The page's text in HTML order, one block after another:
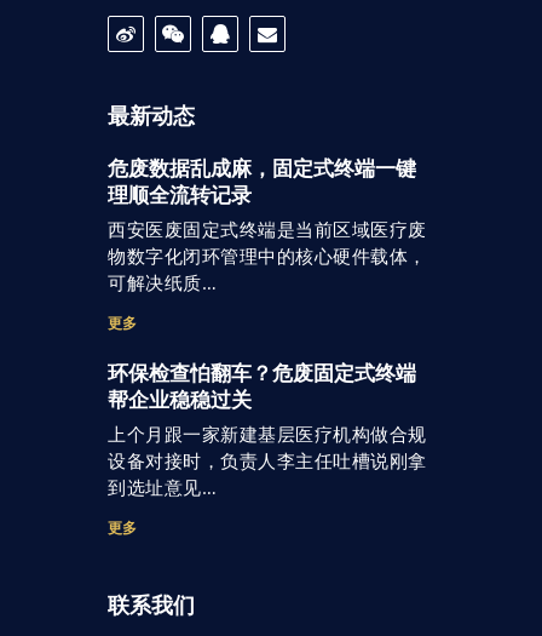
最新动态
危废数据乱成麻，固定式终端一键
理顺全流转记录
西安医废固定式终端是当前区域医疗废
物数字化闭环管理中的核心硬件载体，
可解决纸质…
更多
环保检查怕翻车？危废固定式终端
帮企业稳稳过关
上个月跟一家新建基层医疗机构做合规
设备对接时，负责人李主任吐槽说刚拿
到选址意见…
更多
联系我们